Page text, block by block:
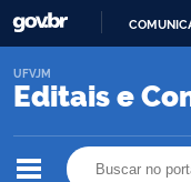
Editais e
UFVJM